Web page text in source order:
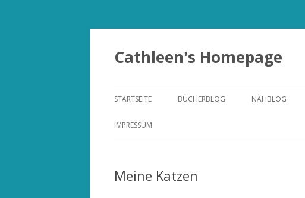
Zum
springen
Cathleen's Homepage
STARTSEITE BÜCHERBLOG NÄHBLOG
IMPRESSUM
Meine Katzen